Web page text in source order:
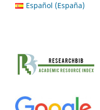
Español (España)